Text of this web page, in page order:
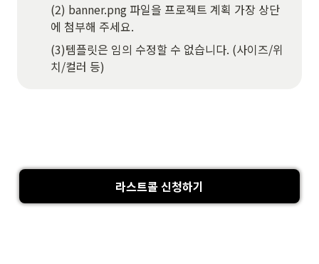
(2) banner.png 파일을 프로젝트 계획 가장 상단
에 첨부해 주세요.
(3)템플릿은 임의 수정할 수 없습니다. (사이즈/위
치/컬러 등)
라스트콜 신청하기